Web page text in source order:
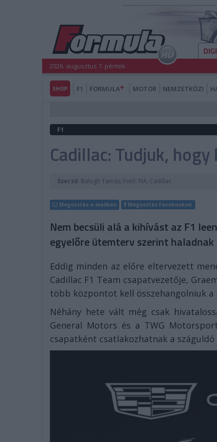
2026. augusztus 7. péntek
SHOP F1 FORMULA MOTOR NEMZETKÖZI
F1
Cadillac: Tudjuk,
Szerző: Balogh Tamás; Fotó: FIA, Cadillac
Megosztás e-mailben Megosztás Facebookon
Nem becsüli alá a kihívást az F1
egyelőre ütemterv szerint
Eddig minden az előre eltervezett
Cadillac F1 Team csapatvezetője,
több központot kell összehangolniuk a
Néhány hete vált még csak
General Motors és a TWG
csapatként csatlakozhatnak a száguldó